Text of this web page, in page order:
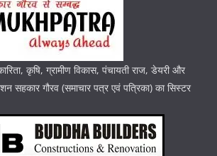
कृषि, ग्रामीण विकास, पंचायती राज, डेयरी और
सहकार गौरव (समाचार पत्र एवं पत्रिका) का सिस्टर